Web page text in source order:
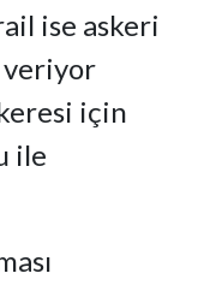
ise askeri
veriyor
için
ile